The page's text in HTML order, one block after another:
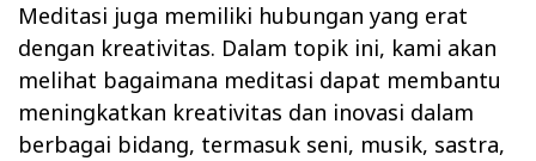
Meditasi juga memiliki hubungan yang erat
dengan kreativitas. Dalam topik ini, kami akan
melihat bagaimana meditasi dapat membantu
meningkatkan kreativitas dan inovasi dalam
berbagai bidang, termasuk seni, musik, sastra,